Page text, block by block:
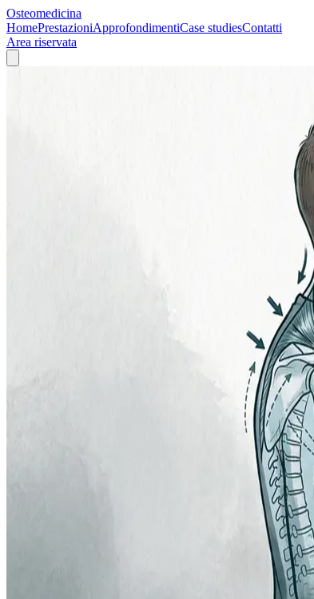
Osteomedicina
HomePrestazioniApprofondimentiCase studiesContatti
Area riservata